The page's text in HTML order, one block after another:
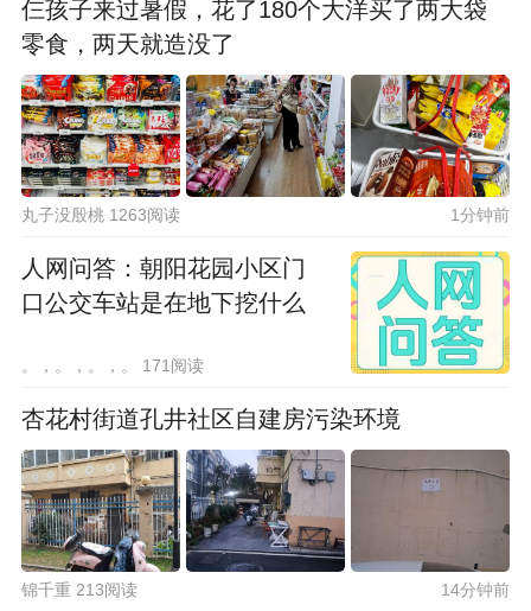
仨孩子来过暑假，花了180个大洋买了两大袋
零食，两天就造没了
丸子没殷桃 1263阅读 1分钟前
人网问答：朝阳花园小区门
口公交车站是在地下挖什么
。，。，。，。 171阅读
杏花村街道孔井社区自建房污染环境
锦千重 213阅读 14分钟前